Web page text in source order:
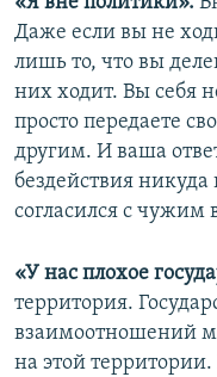
Даже если вы не
лишь то, что вы
них ходит. Вы себя
просто передаете
другим. И ваша
бездействия никуда
согласился с чужим
«У нас плохое
территория.
взаимоотношений
на этой